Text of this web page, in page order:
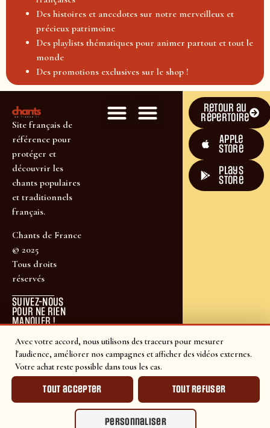
Avec votre accord, nous utilisons des traceurs pour mesurer
l'audience, améliorer nos campagnes et afficher des vidéos externes.
Votre achat reste possible dans tous les cas.
Tout accepter Tout refuser
Personnaliser
Des histoires et anecdotes sur notre merveilleux et
précieux patrimoine
Des playlists thématiques pour animer partout et tout le
monde
Des promotions exclusives sur le shop !
Site français de
référence pour
protéger et
découvrir les
chants populaires
et traditionnels
français.
Chants de France
© 2025
Tous droits
réservés
SUIVEZ-NOUS
POUR NE RIEN
MANQUER !
Retour au
répertoire
Apple
Store
plays
store